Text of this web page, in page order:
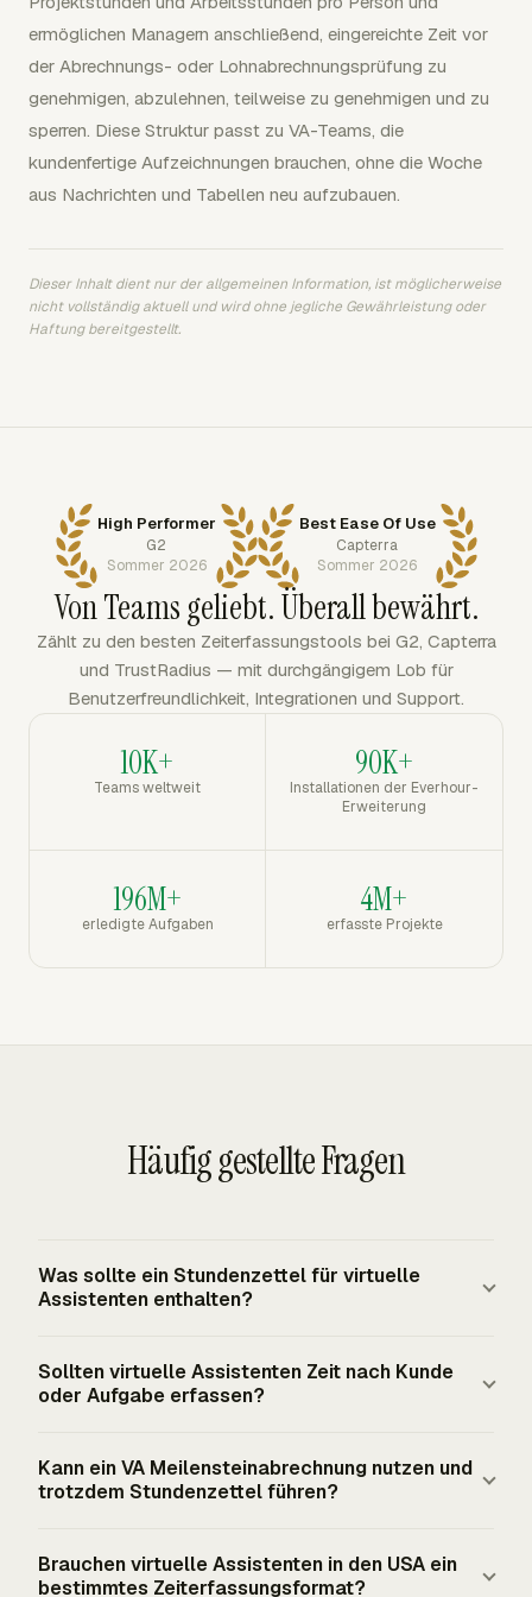
ermöglichen Managern anschließend, eingereichte Zeit vor
der Abrechnungs- oder Lohnabrechnungsprüfung zu
genehmigen, abzulehnen, teilweise zu genehmigen und zu
sperren. Diese Struktur passt zu VA-Teams, die
kundenfertige Aufzeichnungen brauchen, ohne die Woche
aus Nachrichten und Tabellen neu aufzubauen.
Dieser Inhalt dient nur der allgemeinen Information, ist möglicherweise
nicht vollständig aktuell und wird ohne jegliche Gewährleistung oder
Haftung bereitgestellt.
High Performer
G2
Sommer 2026
Best Ease Of Use
Capterra
Sommer 2026
Von Teams geliebt. Überall bewährt.
Zählt zu den besten Zeiterfassungstools bei G2, Capterra
und TrustRadius — mit durchgängigem Lob für
Benutzerfreundlichkeit, Integrationen und Support.
10K+
Teams weltweit
90K+
Installationen der Everhour-
Erweiterung
196M+
erledigte Aufgaben
4M+
erfasste Projekte
Häufig gestellte Fragen
Was sollte ein Stundenzettel für virtuelle
Assistenten enthalten?
Aufgabentyp, gearbeitete Zeit, Abrechnungsstatus, Satz
oder Abrechnungsmethode und eine kurze Arbeitsnotiz
Anrufe, Kalender, Reisen, Recherche, Dokumente, CRM-
Arbeit, Buchhaltungsunterstützung und
Liefergegenstand identifizieren, ohne unnötige private
Sollten virtuelle Assistenten Zeit nach Kunde
oder Aufgabe erfassen?
mehr als einen Kunden unterstützen oder verschiedene
Umfangsprüfung. Das Aufgabenfeld erklärt die Arbeit,
Kann ein VA Meilensteinabrechnung nutzen und
trotzdem Stundenzettel führen?
einem definierten Liefergegenstand aus, aber
Brauchen virtuelle Assistenten in den USA ein
bestimmtes Zeiterfassungsformat?